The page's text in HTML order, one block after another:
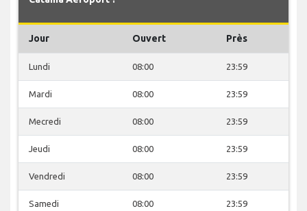
Jour Ouvert Près
Lundi 08:00 23:59
Mardi 08:00 23:59
Mecredi 08:00 23:59
Jeudi 08:00 23:59
Vendredi 08:00 23:59
Samedi 08:00 23:59